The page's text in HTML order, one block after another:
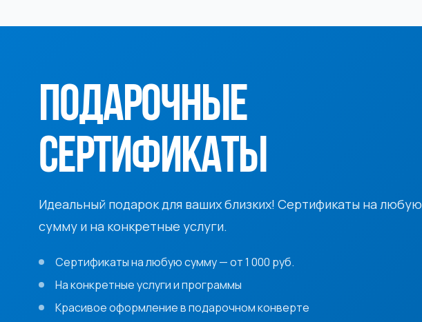
ПОДАРОЧНЫЕ
СЕРТИФИКАТЫ
Идеальный подарок для ваших близких! Сертификаты на любую
сумму и на конкретные услуги.
Сертификаты на любую сумму — от 1 000 руб.
На конкретные услуги и программы
Красивое оформление в подарочном конверте